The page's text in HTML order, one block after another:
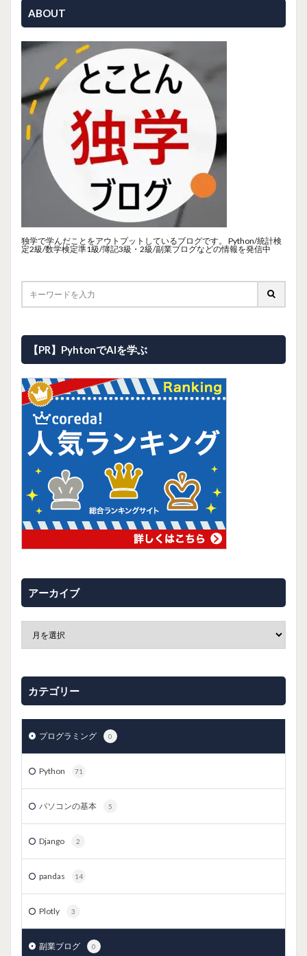
ABOUT
独学で学んだことをアウトプットしているブログです。 Python/統計検
定2級/数学検定準1級/簿記3級・2級/副業ブログなどの情報を発信中
【PR】PyhtonでAIを学ぶ
アーカイブ
カテゴリー
プログラミング 0
Python 71
パソコンの基本 5
Django 2
pandas 14
Plotly 3
副業ブログ 0